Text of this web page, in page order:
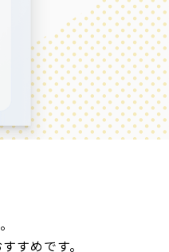
すめです。